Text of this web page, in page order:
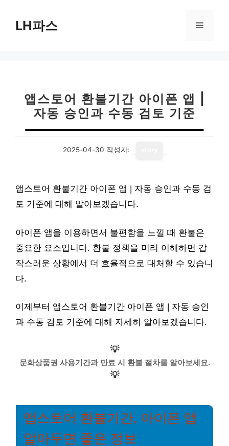
LH파스 메
앱스토어 환불기간 아이폰 앱 |
자동 승인과 수동 검토 기준
2025-04-30 작성자:
앱스토어 환불기간 아이폰 앱 | 자동 승인과 수동 검
토 기준에 대해 알아보겠습니다.
아이폰 앱을 이용하면서 불편함을 느낄 때 환불은
중요한 요소입니다. 환불 정책을 미리 이해하면 갑
작스러운 상황에서 더 효율적으로 대처할 수 있습니
다.
이제부터 앱스토어 환불기간 아이폰 앱 | 자동 승인
과 수동 검토 기준에 대해 자세히 알아보겠습니다.
💡
문화상품권 사용기간과 만료 시 환불 절차를 알아보세요.
💡
앱스토어 환불기간, 아이폰 앱
알아두면 좋은 정보